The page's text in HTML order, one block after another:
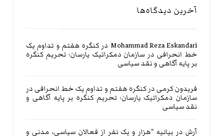
آخرین دیدگاه‌ها
Mohammad Reza Eskandari در کنگره هفتم و تداوم یک
خط انحرافی در سازمان دمکراتیک یارسان؛ تحریم کنگره
بر پایه آگاهی و نقد سیاسی
فریدون کرمی درکنگره هفتم و تداوم یک خط انحرافی در
سازمان دمکراتیک یارسان؛ تحریم کنگره بر پایه آگاهی و
نقد سیاسی
آرش در بیانیه “هزار و یک نفر از فعالان سیاسی، مدنی و